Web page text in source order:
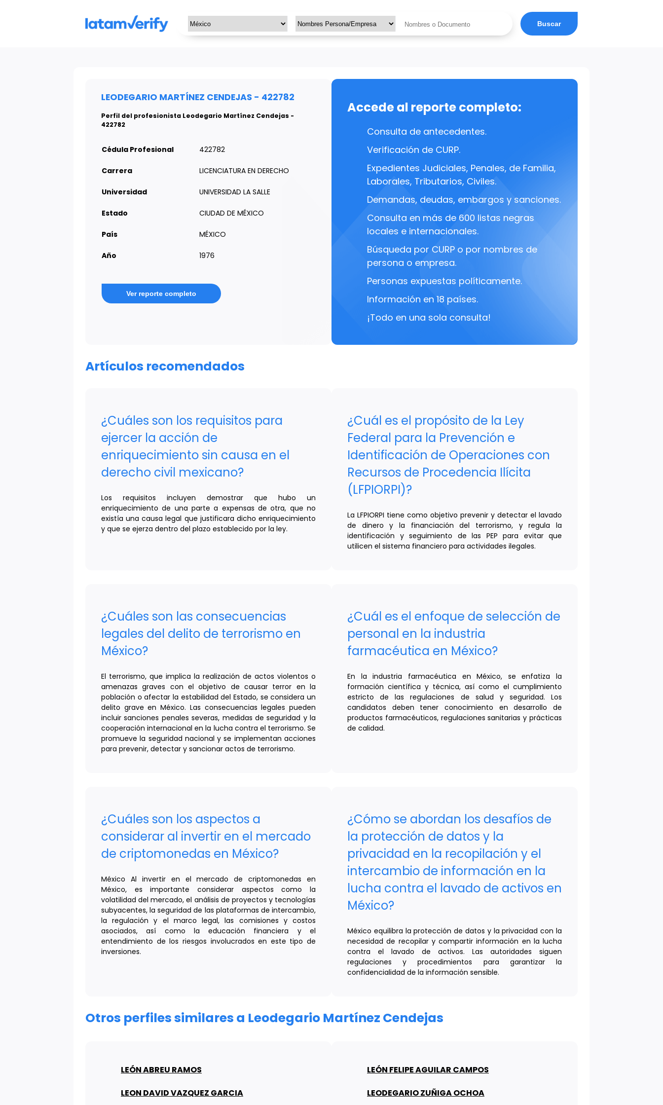
Buscar
LEODEGARIO MARTÍNEZ CENDEJAS - 422782
Perfil del profesionista Leodegario Martínez Cendejas -
422782
Cédula Profesional 422782
Carrera LICENCIATURA EN DERECHO
Universidad UNIVERSIDAD LA SALLE
Estado CIUDAD DE MÉXICO
País MÉXICO
Año 1976
Ver reporte completo
Accede al reporte completo:
Consulta de antecedentes.
Verificación de CURP.
Expedientes Judiciales, Penales, de Familia,
Laborales, Tributarios, Civiles.
Demandas, deudas, embargos y sanciones.
Consulta en más de 600 listas negras
locales e internacionales.
Búsqueda por CURP o por nombres de
persona o empresa.
Personas expuestas políticamente.
Información en 18 países.
¡Todo en una sola consulta!
Artículos recomendados
¿Cuáles son los requisitos para
ejercer la acción de
enriquecimiento sin causa en el
derecho civil mexicano?
Los requisitos incluyen demostrar que hubo un
enriquecimiento de una parte a expensas de otra, que no
existía una causa legal que justificara dicho enriquecimiento
y que se ejerza dentro del plazo establecido por la ley.
¿Cuál es el propósito de la Ley
Federal para la Prevención e
Identificación de Operaciones con
Recursos de Procedencia Ilícita
(LFPIORPI)?
La LFPIORPI tiene como objetivo prevenir y detectar el lavado
de dinero y la financiación del terrorismo, y regula la
identificación y seguimiento de las PEP para evitar que
utilicen el sistema financiero para actividades ilegales.
¿Cuáles son las consecuencias
legales del delito de terrorismo en
México?
El terrorismo, que implica la realización de actos violentos o
amenazas graves con el objetivo de causar terror en la
población o afectar la estabilidad del Estado, se considera un
delito grave en México. Las consecuencias legales pueden
incluir sanciones penales severas, medidas de seguridad y la
cooperación internacional en la lucha contra el terrorismo. Se
promueve la seguridad nacional y se implementan acciones
para prevenir, detectar y sancionar actos de terrorismo.
¿Cuál es el enfoque de selección de
personal en la industria
farmacéutica en México?
En la industria farmacéutica en México, se enfatiza la
formación científica y técnica, así como el cumplimiento
estricto de las regulaciones de salud y seguridad. Los
candidatos deben tener conocimiento en desarrollo de
productos farmacéuticos, regulaciones sanitarias y prácticas
de calidad.
¿Cuáles son los aspectos a
considerar al invertir en el mercado
de criptomonedas en México?
México Al invertir en el mercado de criptomonedas en
México, es importante considerar aspectos como la
volatilidad del mercado, el análisis de proyectos y tecnologías
subyacentes, la seguridad de las plataformas de intercambio,
la regulación y el marco legal, las comisiones y costos
asociados, así como la educación financiera y el
entendimiento de los riesgos involucrados en este tipo de
inversiones.
¿Cómo se abordan los desafíos de
la protección de datos y la
privacidad en la recopilación y el
intercambio de información en la
lucha contra el lavado de activos en
México?
México equilibra la protección de datos y la privacidad con la
necesidad de recopilar y compartir información en la lucha
contra el lavado de activos. Las autoridades siguen
regulaciones y procedimientos para garantizar la
confidencialidad de la información sensible.
Otros perfiles similares a Leodegario Martínez Cendejas
LEÓN ABREU RAMOS
LEON DAVID VAZQUEZ GARCIA
LEÓN FELIPE AGUILAR CAMPOS
LEODEGARIO ZUÑIGA OCHOA